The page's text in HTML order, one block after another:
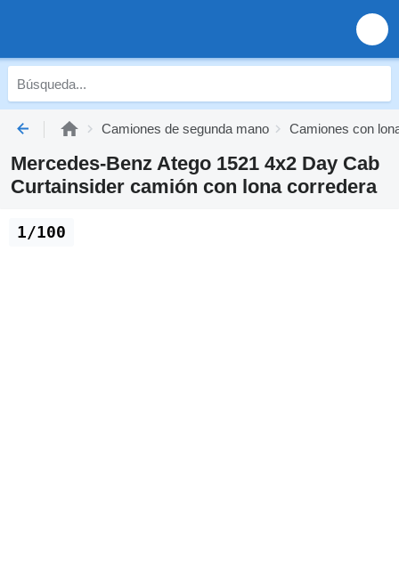
Camiones de segunda mano Camiones con
Mercedes-Benz Atego 1521 4x2 Day Cab
Curtainsider camión con lona corredera
1/100